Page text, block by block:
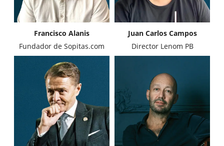
Francisco Alanis
Fundador de Sopitas.com
Juan Carlos Campos
Director Lenom PB